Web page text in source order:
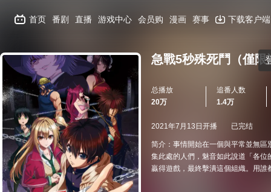
首页 番剧 直播 游戏中心 会员购 漫画 赛事 下载客户端
急戰5秒殊死鬥（僅限
总播放
20万
追番人数
1.4万
2021年7月13日开播 已完结
简介：事情開始在一個與平常並無
集此處的人們，魅音如此說道「各
贏得遊戲，最終擊潰這個組織。用誰